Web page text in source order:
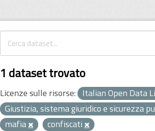
1 dataset trovato
Licenze sulle risorse: Italian Open Data
Giustizia, sistema giuridico e sicurezza
mafia
confiscati